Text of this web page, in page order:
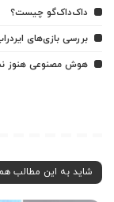
داک‌داک‌گو چیست؟
بررسی بازی‌های
هوش مصنوعی هنوز
شاید به این مطالب